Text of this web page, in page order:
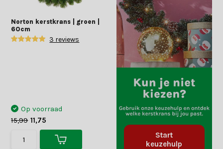
Norton kerstkrans | groen |
60cm
3 reviews
Op voorraad
15,99 11,75
Start
keuzehulp